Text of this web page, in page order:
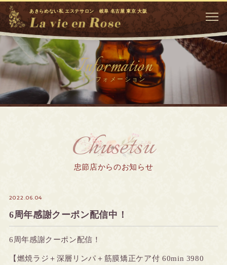
あきらめない私 エステサロン 岐阜 名古屋 東京 大阪
Information
インフォメーション
Chusetsu
忠節店からのお知らせ
2022.06.04
6周年感謝クーポン配信中！
6周年感謝クーポン配信！
【燃焼ラジ＋深層リンパ＋筋膜矯正ケア付 60min 3980